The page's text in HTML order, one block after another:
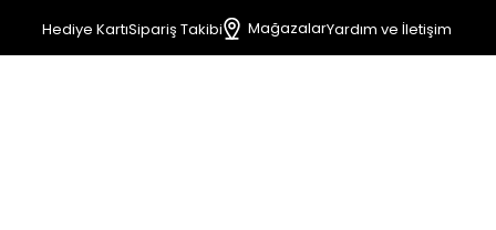
Hediye KartıSipariş Takibi MağazalarYardım ve İletişim